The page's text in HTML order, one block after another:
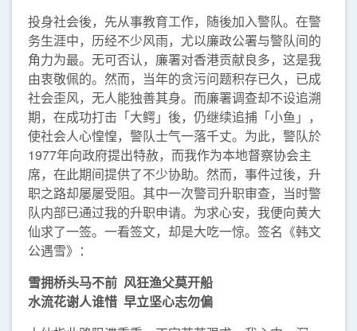
投身社会後，先从事教育工作，随後加入警队。在警
务生涯中，历经不少风雨，尤以廉政公署与警队间的
角力为最。无可否认，廉署对香港贡献良多，这是我
由衷敬佩的。然而，当年的贪污问题积存已久，已成
社会歪风，无人能独善其身。而廉署调查却不设追溯
期，在成功打击「大鳄」後，仍继续追捕「小鱼」，
使社会人心惶惶，警队士气一落千丈。为此，警队於
1977年向政府提出特赦，而我作为本地督察协会主
席，在此期间提供了不少协助。然而，事件过後，升
职之路却屡屡受阻。其中一次警司升职审查，当时警
队内部已通过我的升职申请。为求心安，我便向黄大
仙求了一签。一看签文，却是大吃一惊。签名《韩文
公遇雪》：
雪拥桥头马不前 风狂渔父莫开船
水流花谢人谁惜 早立坚心志勿偏